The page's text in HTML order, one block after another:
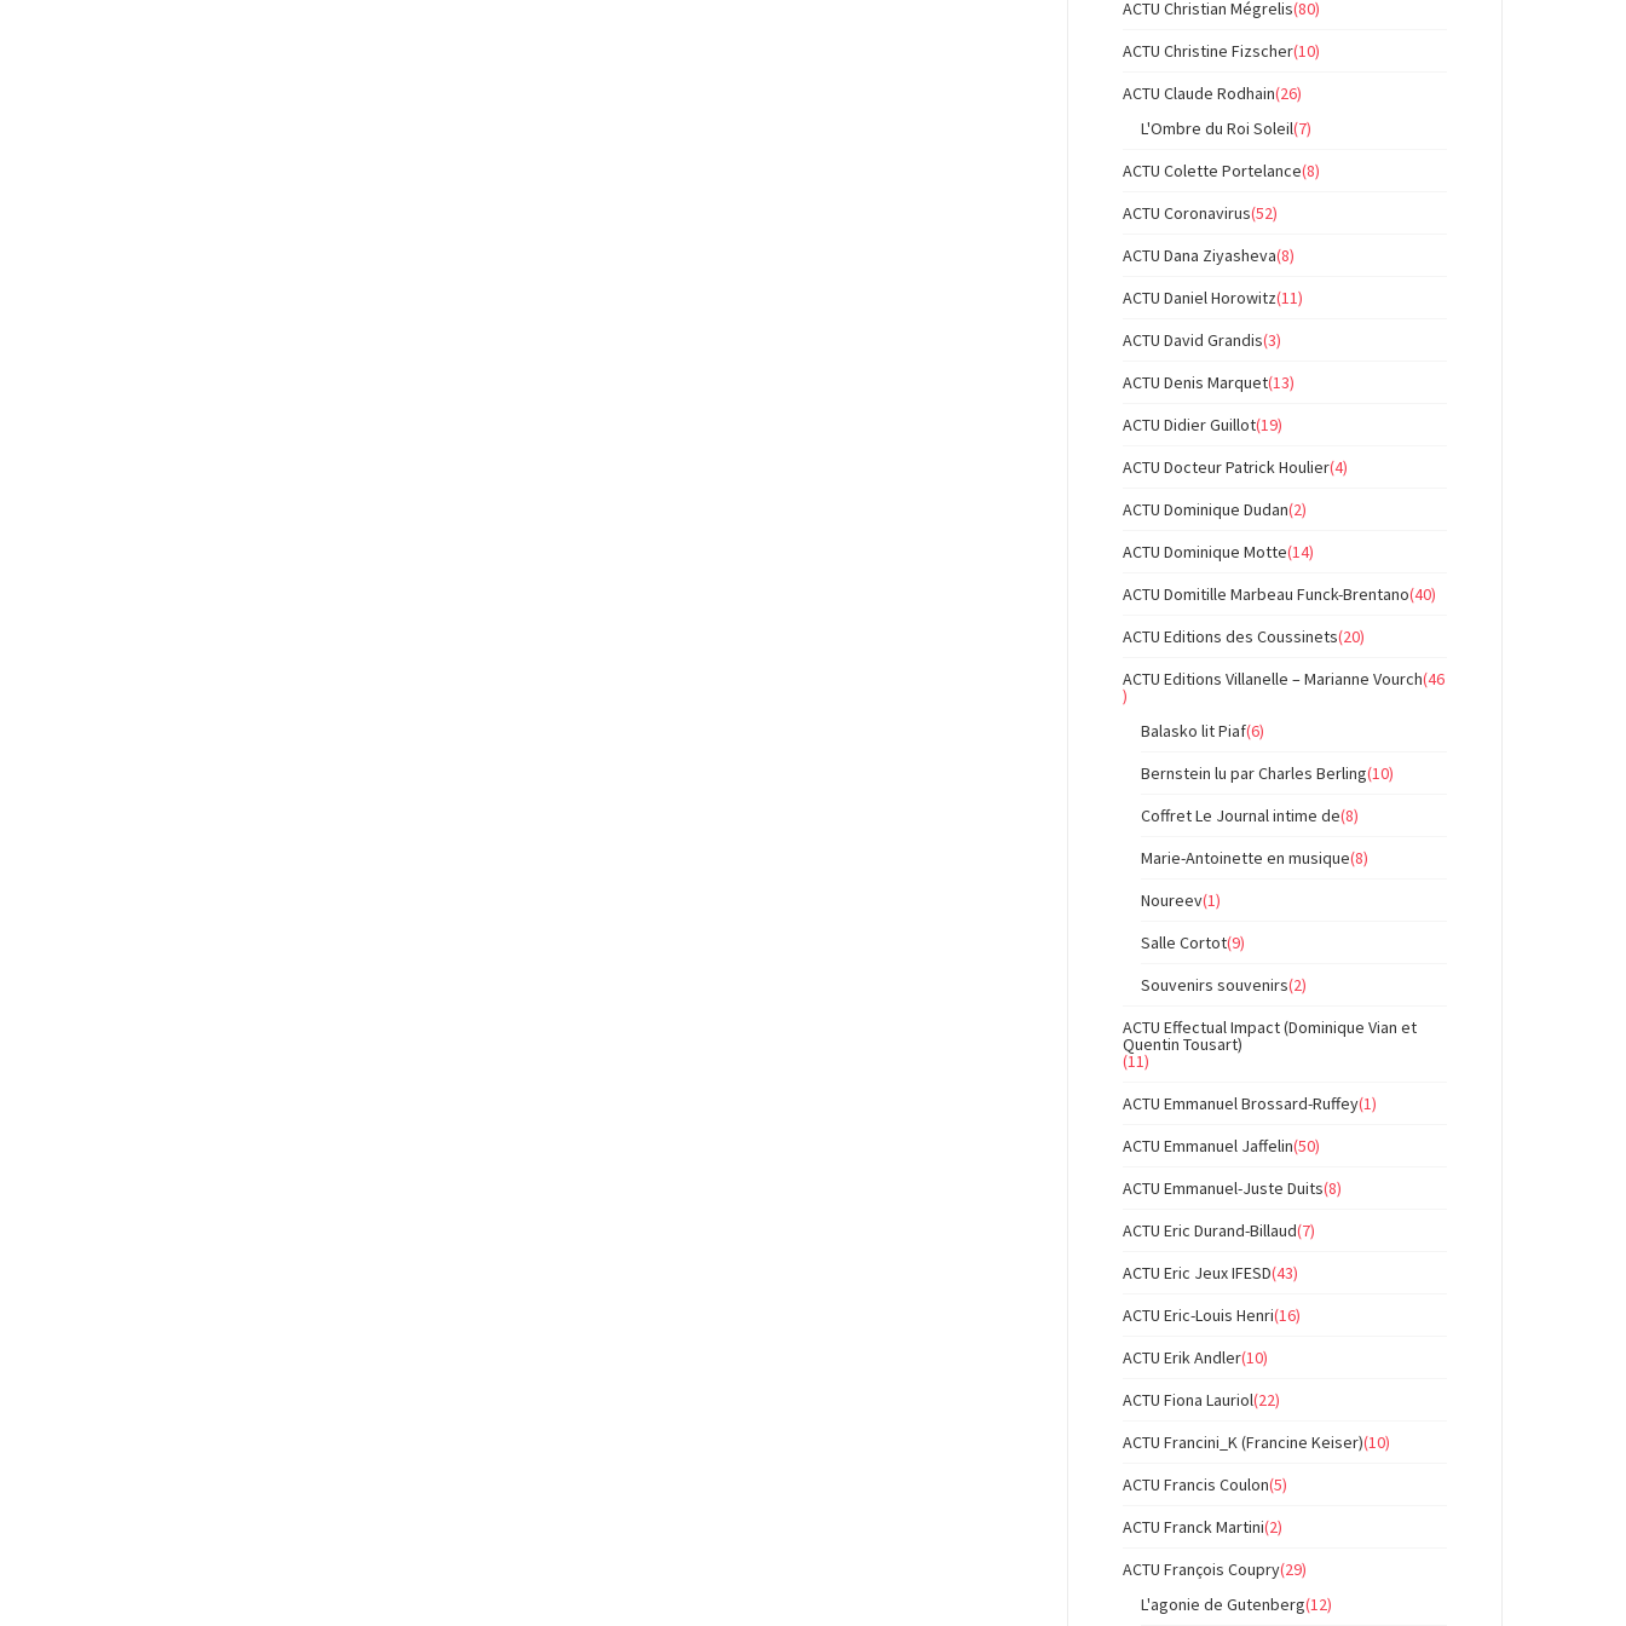
ACTU Christian Mégrelis(80)
ACTU Christine Fizscher(10)
ACTU Claude Rodhain(26)
L'Ombre du Roi Soleil(7)
ACTU Colette Portelance(8)
ACTU Coronavirus(52)
ACTU Dana Ziyasheva(8)
ACTU Daniel Horowitz(11)
ACTU David Grandis(3)
ACTU Denis Marquet(13)
ACTU Didier Guillot(19)
ACTU Docteur Patrick Houlier(4)
ACTU Dominique Dudan(2)
ACTU Dominique Motte(14)
ACTU Domitille Marbeau Funck-Brentano(40)
ACTU Editions des Coussinets(20)
ACTU Editions Villanelle – Marianne Vourch(46
)
Balasko lit Piaf(6)
Bernstein lu par Charles Berling(10)
Coffret Le Journal intime de(8)
Marie-Antoinette en musique(8)
Noureev(1)
Salle Cortot(9)
Souvenirs souvenirs(2)
ACTU Effectual Impact (Dominique Vian et
Quentin Tousart)
(11)
ACTU Emmanuel Brossard-Ruffey(1)
ACTU Emmanuel Jaffelin(50)
ACTU Emmanuel-Juste Duits(8)
ACTU Eric Durand-Billaud(7)
ACTU Eric Jeux IFESD(43)
ACTU Eric-Louis Henri(16)
ACTU Erik Andler(10)
ACTU Fiona Lauriol(22)
ACTU Francini_K (Francine Keiser)(10)
ACTU Francis Coulon(5)
ACTU Franck Martini(2)
ACTU François Coupry(29)
L'agonie de Gutenberg(12)